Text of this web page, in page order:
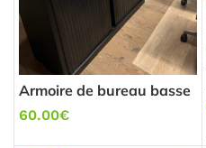
Armoire de bureau basse
60.00€